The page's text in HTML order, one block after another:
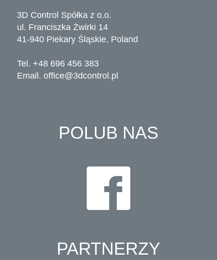
3D Control Spółka z o.o.
ul. Franciszka Żwirki 14
41-940 Piekary Śląskie, Poland
Tel. +48 696 456 383
Email. office@3dcontrol.pl
POLUB NAS
PARTNERZY